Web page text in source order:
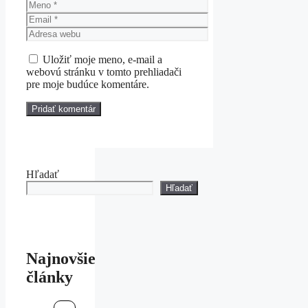
Meno
Email
Adresa
webu
Uložiť moje meno, e-mail a
webovú stránku v tomto prehliadači
pre moje budúce komentáre.
Hľadať
Hľadať
Najnovšie
články